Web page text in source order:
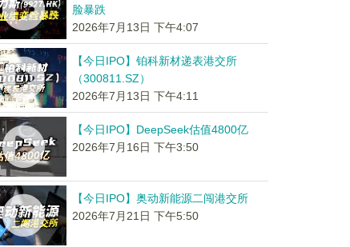
脸暴跌
2026年7月13日 下午4:07
【今日IPO】铂科新材递表港交所
（300811.SZ）
2026年7月13日 下午4:11
【今日IPO】DeepSeek估值4800亿
2026年7月16日 下午3:50
【今日IPO】奥动新能源二闯港交所
2026年7月21日 下午5:50